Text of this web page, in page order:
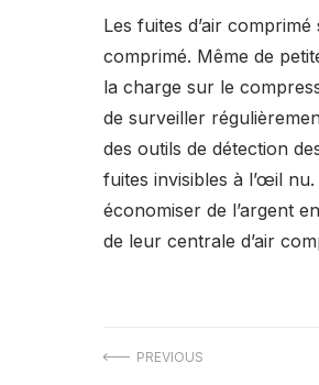
Les fuites d’air
comprimé. Même de
la charge sur le
de surveiller
des outils de détection
fuites invisibles à l’œil
économiser de l’argent
de leur centrale d’air
Navigation
PREVIOUS